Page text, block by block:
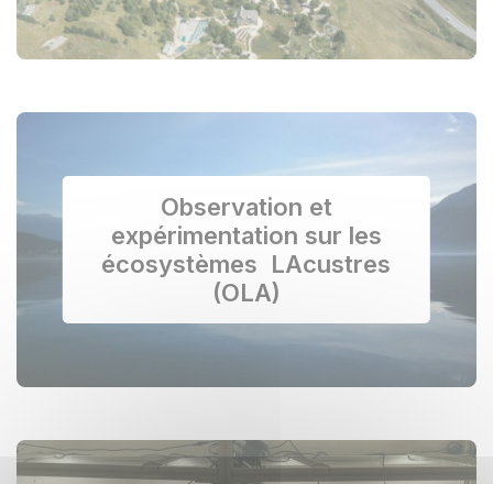
Observation et
expérimentation sur les
écosystèmes LAcustres
(OLA)